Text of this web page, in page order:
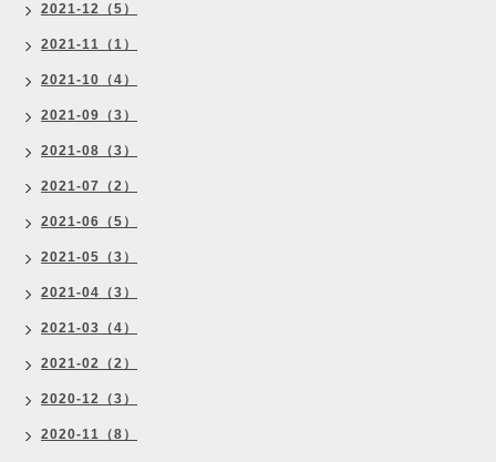
2021-12（5）
2021-11（1）
2021-10（4）
2021-09（3）
2021-08（3）
2021-07（2）
2021-06（5）
2021-05（3）
2021-04（3）
2021-03（4）
2021-02（2）
2020-12（3）
2020-11（8）